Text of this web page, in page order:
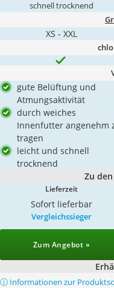
schnell trocknend
XS - XXL
gute Belüftung und
Atmungsaktivität
durch weiches
Innenfutter angenehm
tragen
leicht und schnell
trocknend
Zu
Lieferzeit
Sofort lieferbar
Vergleichssieger
Zum Angebot »
ⓘ Informationen zur